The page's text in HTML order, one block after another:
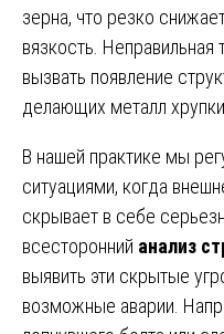
зерна, что резко
вязкость.
вызвать появление
делающих металл
В нашей практике мы
ситуациями, когда
скрывает в себе
всесторонний анализ
выявить эти скрытые
возможные аварии.